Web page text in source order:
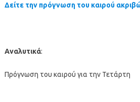
Δείτε την πρόγνωση του καιρού
Αναλυτικά:
Πρόγνωση του καιρού για την Τετάρτη